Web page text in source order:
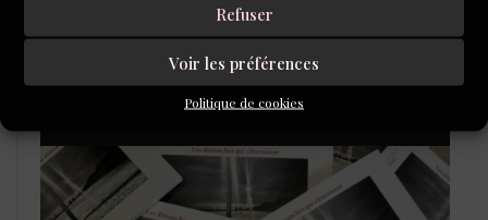
Refuser
Voir les préférences
Politique de cookies